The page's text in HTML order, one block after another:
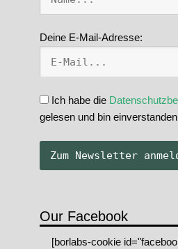
Deine E-Mail-Adresse:
Ich habe die
gelesen und bin
Our Facebook
[borlabs-cookie